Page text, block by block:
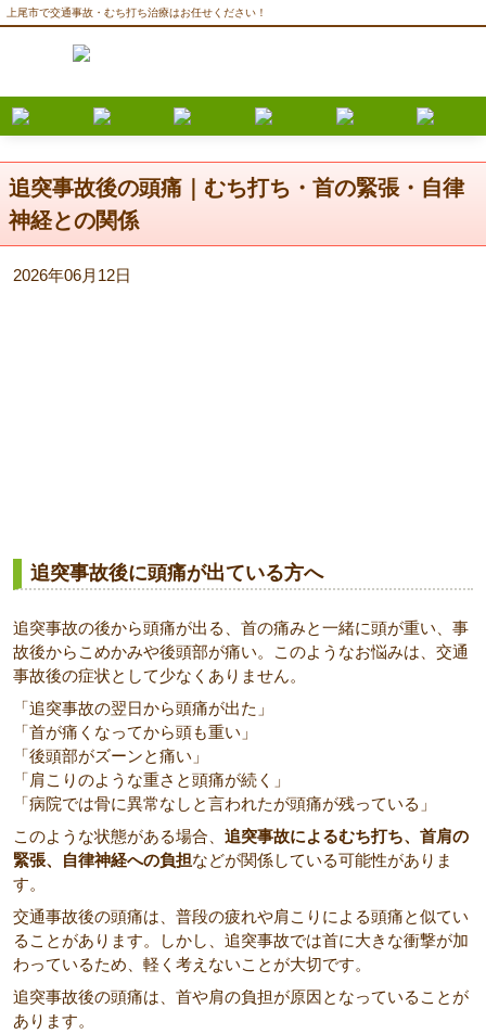
上尾市で交通事故・むち打ち治療はお任せください！
追突事故後の頭痛｜むち打ち・首の緊張・自律
神経との関係
2026年06月12日
追突事故後に頭痛が出ている方へ
追突事故の後から頭痛が出る、首の痛みと一緒に頭が重い、事
故後からこめかみや後頭部が痛い。このようなお悩みは、交通
事故後の症状として少なくありません。
「追突事故の翌日から頭痛が出た」
「首が痛くなってから頭も重い」
「後頭部がズーンと痛い」
「肩こりのような重さと頭痛が続く」
「病院では骨に異常なしと言われたが頭痛が残っている」
このような状態がある場合、 追突事故によるむち打ち、首肩の
緊張、自律神経への負担などが関係している可能性がありま
す。
交通事故後の頭痛は、普段の疲れや肩こりによる頭痛と似てい
ることがあります。しかし、追突事故では首に大きな衝撃が加
わっているため、軽く考えないことが大切です。
追突事故後の頭痛は、首や肩の負担が原因となっていることが
あります。